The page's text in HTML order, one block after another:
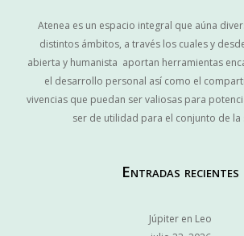
Atenea es un espacio integral que aúna
distintos ámbitos, a través los cuales y
abierta y humanista aportan herramientas
el desarrollo personal así como el
vivencias que puedan ser valiosas para
ser de utilidad para el conjunto de la
Entradas recientes
Júpiter en Leo